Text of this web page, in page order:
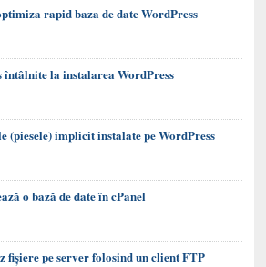
rapid baza de date WordPress
întâlnite la instalarea WordPress
(piesele) implicit instalate pe WordPress
o bază de date în cPanel
fișiere pe server folosind un client FTP